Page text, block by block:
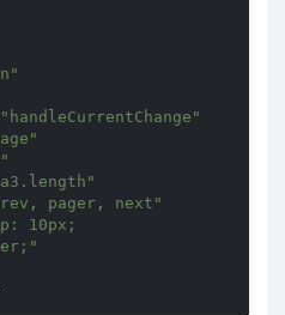
"handleCurrentChange"
pager, next"
10px;